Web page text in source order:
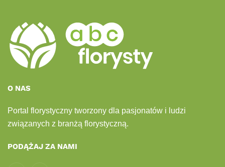
O NAS
Portal florystyczny tworzony dla pasjonatów i ludzi
związanych z branżą florystyczną.
PODĄŻAJ ZA NAMI